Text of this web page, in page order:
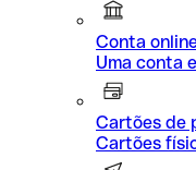
Conta
Uma conta
Cartões de
Cartões